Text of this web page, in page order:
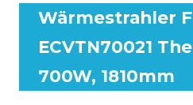
Wärmestrahler
ECVTN70021
700W, 1810mm